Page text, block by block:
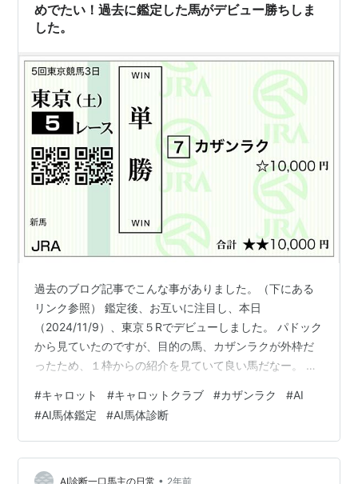
めでたい！過去に鑑定した馬がデビュー勝ちしま
した。
過去のブログ記事でこんな事がありました。（下にある
リンク参照） 鑑定後、お互いに注目し、本日
（2024/11/9）、東京５Rでデビューしました。 パドック
から見ていたのですが、目的の馬、カザンラクが外枠だ
ったため、１枠からの紹介を見ていて良い馬だなー。 他
な、今回はカザンラクに突っ込むのは危険かな？と思っ
ていたところ、 いざカザンラクが映ると良い馬たちの馬
体と頭一つ抜けて良い馬体でした。 これはいくしかな
い！と思い突っ込みました。 好スタートから抑えながら
４コーナー先頭で余裕の手ごたえで上がり３Fも早い。着
#キャロット #キャロットクラブ #カザンラク #AI
#AI馬体鑑定 #AI馬体診断
AI診断一口馬主の日常 • 2年前